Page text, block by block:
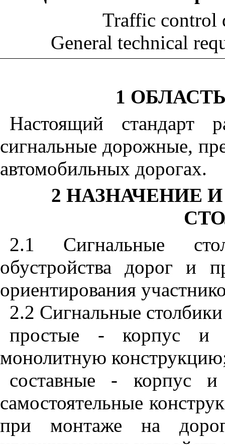
Traffic control
General technical
1
Настоящий стандарт
сигнальные дорожные,
автомобильных дорогах.
2 НАЗНАЧЕНИЕ
2.1 Сигнальные
обустройства дорог и
ориентирования
2.2 Сигнальные
простые - корпус и
монолитную
составные - корпус и
самостоятельные
при монтаже на